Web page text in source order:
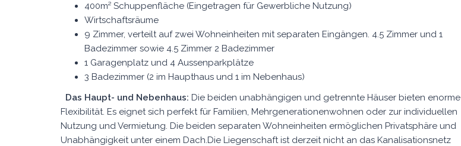
400m² Schuppenfläche (Eingetragen für Gewerbliche Nutzung)
Wirtschaftsräume
9 Zimmer, verteilt auf zwei Wohneinheiten mit separaten Eingängen. 4.5 Zimmer und 1
Badezimmer sowie 4.5 Zimmer 2 Badezimmer
1 Garagenplatz und 4 Aussenparkplätze
3 Badezimmer (2 im Haupthaus und 1 im Nebenhaus)
Das Haupt- und Nebenhaus: Die beiden unabhängigen und getrennte Häuser bieten enorme
Flexibilität. Es eignet sich perfekt für Familien, Mehrgenerationenwohnen oder zur individuellen
Nutzung und Vermietung. Die beiden separaten Wohneinheiten ermöglichen Privatsphäre und
Unabhängigkeit unter einem Dach.Die Liegenschaft ist derzeit nicht an das Kanalisationsnetz